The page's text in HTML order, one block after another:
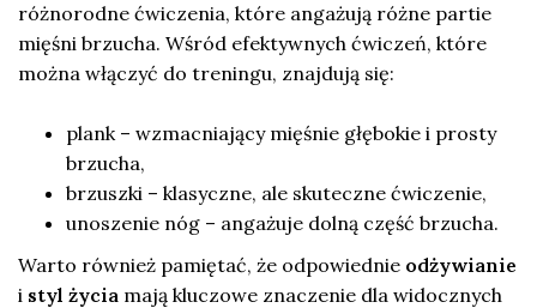
różnorodne ćwiczenia, które angażują różne partie
mięśni brzucha. Wśród efektywnych ćwiczeń, które
można włączyć do treningu, znajdują się:
plank – wzmacniający mięśnie głębokie i prosty
brzucha,
brzuszki – klasyczne, ale skuteczne ćwiczenie,
unoszenie nóg – angażuje dolną część brzucha.
Warto również pamiętać, że odpowiednie odżywianie
i styl życia mają kluczowe znaczenie dla widocznych